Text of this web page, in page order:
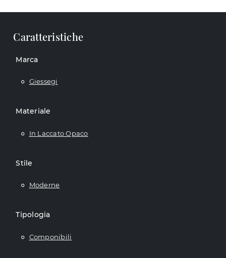
Caratteristiche
Marca
Giessegi
Materiale
In Laccato Opaco
Stile
Moderne
Tipologia
Componibili